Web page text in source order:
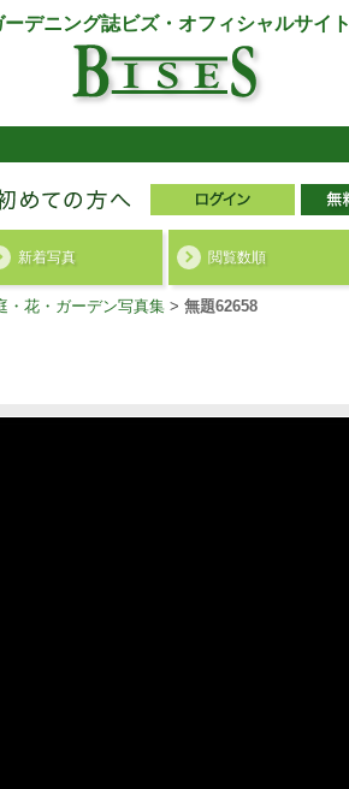
ーデニング誌ビズ・オフィシャルサイト
新着写真 閲覧数順
・花・ガーデン写真集 > 無題62658